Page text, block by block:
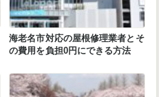
海老名市対応の屋根修理業者とそ
の費用を負担0円にできる方法